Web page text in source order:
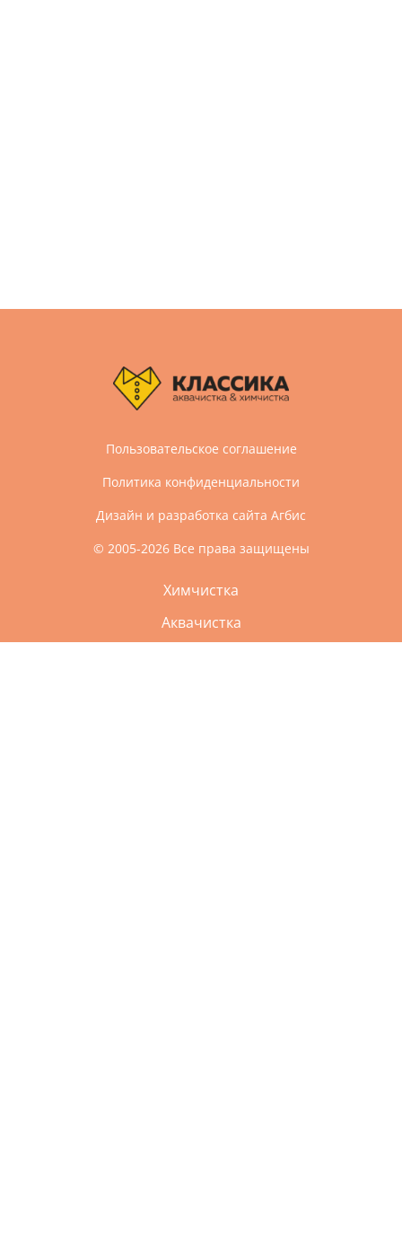
Пользовательское соглашение
Политика конфиденциальности
Дизайн и разработка сайта Агбис
© 2005-2026 Все права защищены
Химчистка
Аквачистка